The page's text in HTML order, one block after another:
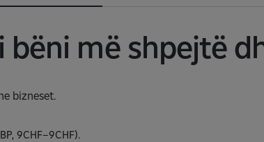
më shpejtë
bizneset.
9CHF–9CHF).